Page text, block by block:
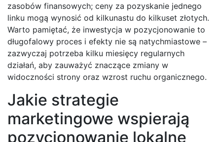
zasobów finansowych; ceny za pozyskanie jednego
linku mogą wynosić od kilkunastu do kilkuset złotych.
Warto pamiętać, że inwestycja w pozycjonowanie to
długofalowy proces i efekty nie są natychmiastowe –
zazwyczaj potrzeba kilku miesięcy regularnych
działań, aby zauważyć znaczące zmiany w
widoczności strony oraz wzrost ruchu organicznego.
Jakie strategie
marketingowe wspierają
pozycjonowanie lokalne